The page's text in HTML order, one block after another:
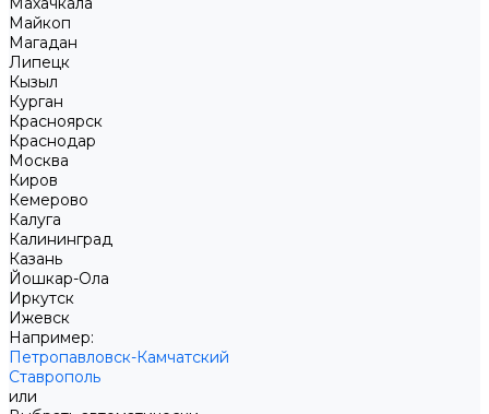
Майкоп
Магадан
Липецк
Кызыл
Курган
Красноярск
Краснодар
Москва
Киров
Кемерово
Калуга
Калининград
Казань
Йошкар-Ола
Иркутск
Ижевск
Например:
Петропавловск-Камчатский
Ставрополь
или